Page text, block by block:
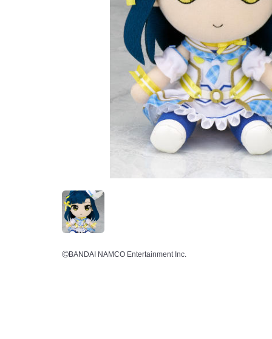
©BANDAI NAMCO Entertainment Inc.